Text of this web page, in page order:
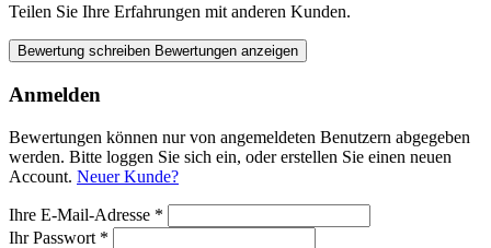
Teilen Sie Ihre Erfahrungen mit anderen Kunden.
Bewertung schreiben Bewertungen anzeigen
Anmelden
Bewertungen können nur von angemeldeten Benutzern abgegeben
werden. Bitte loggen Sie sich ein, oder erstellen Sie einen neuen
Account. Neuer Kunde?
Ihre E-Mail-Adresse *
Ihr Passwort *